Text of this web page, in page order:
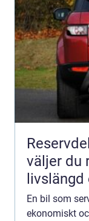
väljer du
livslängd
En bil som
ekonomiskt